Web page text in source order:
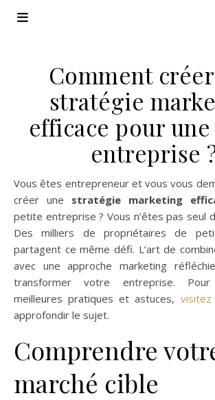
Comment
stratégie
efficace pour
entreprise
Vous êtes entrepreneur et vous vous demandez comment
créer une stratégie marketing
petite entreprise ? Vous n’êtes pas seul
Des milliers de propriétaires de
partagent ce même défi. L’art de
avec une approche marketing
transformer votre entreprise.
meilleures pratiques et astuces,
approfondir le sujet.
Comprendre
marché cible